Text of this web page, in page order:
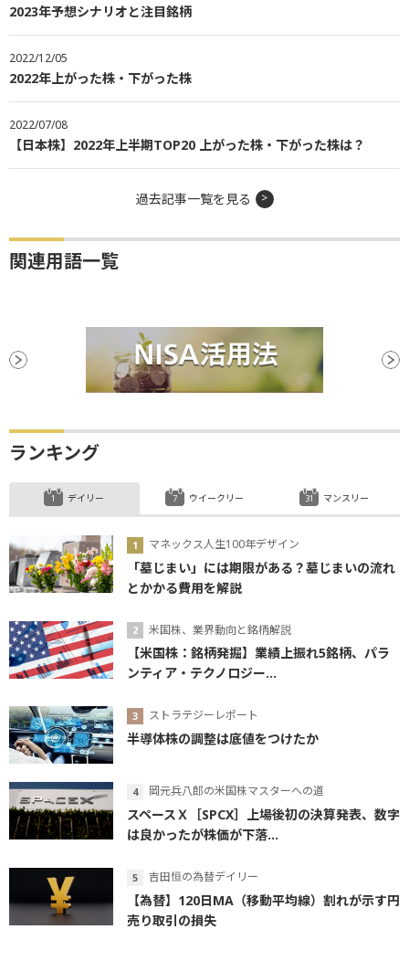
2023年予想シナリオと注目銘柄
2022/12/05
2022年上がった株・下がった株
2022/07/08
【日本株】2022年上半期TOP20 上がった株・下がった株は？
過去記事一覧を見る
関連用語一覧
ランキング
デイリー
マネックス人生100年デザイン
「墓じまい」には期限がある？墓じまいの流れ
とかかる費用を解説
米国株、業界動向と銘柄解説
【米国株：銘柄発掘】業績上振れ5銘柄、パラ
ンティア・テクノロジー...
ストラテジーレポート
半導体株の調整は底値をつけたか
岡元兵八郎の米国株マスターへの道
スペースＸ［SPCX］上場後初の決算発表、数字
は良かったが株価が下落...
吉田恒の為替デイリー
【為替】120日MA（移動平均線）割れが示す円
売り取引の損失
ウイークリー マンスリー